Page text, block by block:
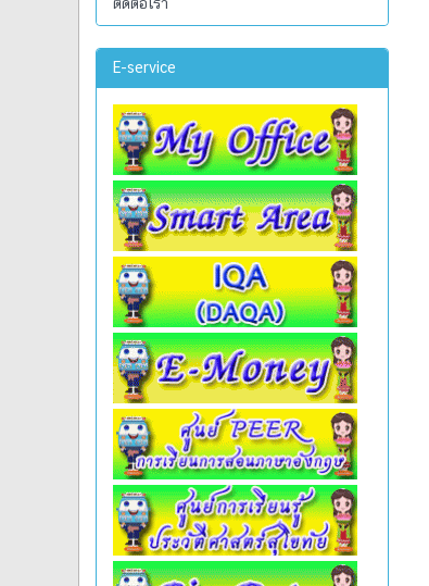
E-service